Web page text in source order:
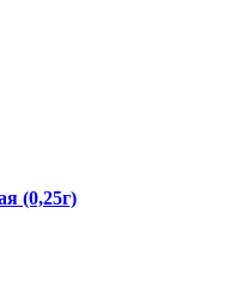
(0,25г)